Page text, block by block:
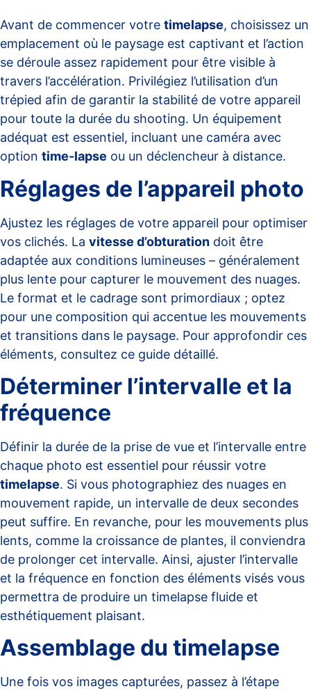
Avant de commencer votre timelapse, choisissez un
emplacement où le paysage est captivant et l’action
se déroule assez rapidement pour être visible à
travers l’accélération. Privilégiez l’utilisation d’un
trépied afin de garantir la stabilité de votre appareil
pour toute la durée du shooting. Un équipement
adéquat est essentiel, incluant une caméra avec
option time-lapse ou un déclencheur à distance.
Réglages de l’appareil photo
Ajustez les réglages de votre appareil pour optimiser
vos clichés. La vitesse d’obturation doit être
adaptée aux conditions lumineuses – généralement
plus lente pour capturer le mouvement des nuages.
Le format et le cadrage sont primordiaux ; optez
pour une composition qui accentue les mouvements
et transitions dans le paysage. Pour approfondir ces
éléments, consultez ce guide détaillé.
Déterminer l’intervalle et la
fréquence
Définir la durée de la prise de vue et l’intervalle entre
chaque photo est essentiel pour réussir votre
timelapse. Si vous photographiez des nuages en
mouvement rapide, un intervalle de deux secondes
peut suffire. En revanche, pour les mouvements plus
lents, comme la croissance de plantes, il conviendra
de prolonger cet intervalle. Ainsi, ajuster l’intervalle
et la fréquence en fonction des éléments visés vous
permettra de produire un timelapse fluide et
esthétiquement plaisant.
Assemblage du timelapse
Une fois vos images capturées, passez à l’étape